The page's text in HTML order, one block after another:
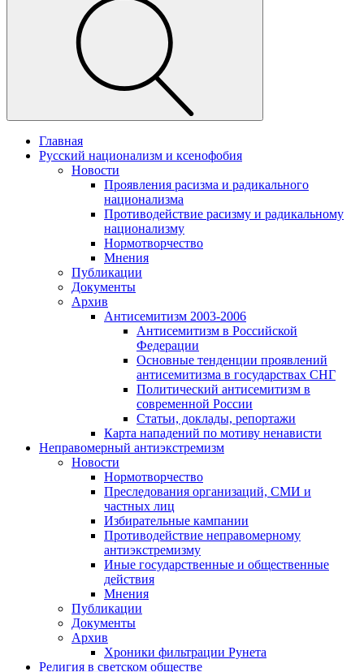
Главная
Русский национализм и ксенофобия
Новости
Проявления расизма и радикального
национализма
Противодействие расизму и радикальному
национализму
Нормотворчество
Мнения
Публикации
Документы
Архив
Антисемитизм 2003-2006
Антисемитизм в Российской
Федерации
Основные тенденции проявлений
антисемитизма в государствах СНГ
Политический антисемитизм в
современной России
Статьи, доклады, репортажи
Карта нападений по мотиву ненависти
Неправомерный антиэкстремизм
Новости
Нормотворчество
Преследования организаций, СМИ и
частных лиц
Избирательные кампании
Противодействие неправомерному
антиэкстремизму
Иные государственные и общественные
действия
Мнения
Публикации
Документы
Архив
Хроники фильтрации Рунета
Религия в светском обществе